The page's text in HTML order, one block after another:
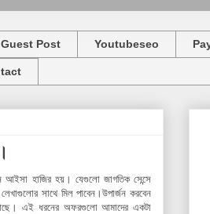
Guest Post Youtubeseo
আইসা হাজির হয়। যেগুলো জাগতিক সেন্সে
সাথে মিল পাবেন।উপার্জন করবেন
এই ধরনের অফরগুলো আমাদের একটা